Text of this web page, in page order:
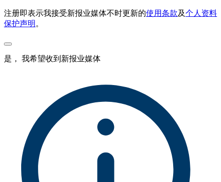
注册即表示我接受新报业媒体不时更新的使用条款及个人资料
保护声明 。
是， 我希望收到新报业媒体